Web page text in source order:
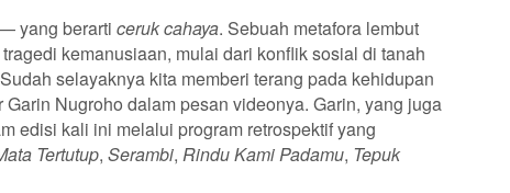
yang berarti ceruk cahaya. Sebuah metafora lembut
kemanusiaan, mulai dari konflik sosial di tanah
selayaknya kita memberi terang pada kehidupan
Nugroho dalam pesan videonya. Garin, yang juga
edisi kali ini melalui program retrospektif yang
Tertutup, Serambi, Rindu Kami Padamu, Tepuk